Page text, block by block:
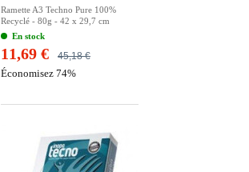
Ramette A3 Techno Pure 100%
Recyclé - 80g - 42 x 29,7 cm
En stock
45,18 €
11,69 €
Économisez 74%